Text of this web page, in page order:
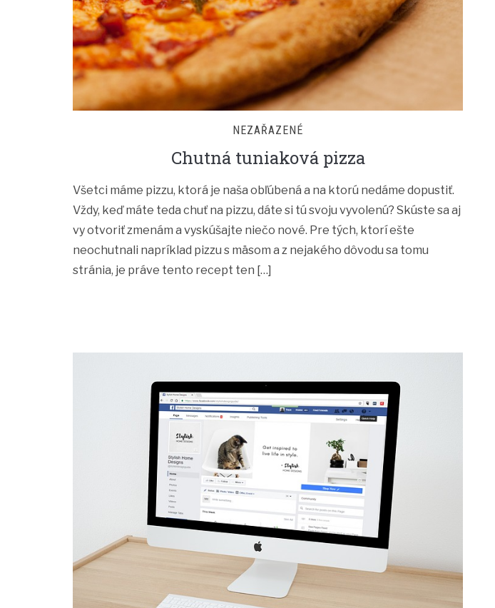
NEZAŘAZENÉ
Chutná tuniaková pizza
Všetci máme pizzu, ktorá je naša obľúbená a na ktorú nedáme dopustiť.
Vždy, keď máte teda chuť na pizzu, dáte si tú svoju vyvolenú? Skúste sa aj
vy otvoriť zmenám a vyskúšajte niečo nové. Pre tých, ktorí ešte
neochutnali napríklad pizzu s mäsom a z nejakého dôvodu sa tomu
stránia, je práve tento recept ten […]